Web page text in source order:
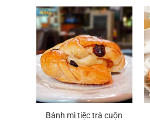
Bánh mì tiệc trà cuộn